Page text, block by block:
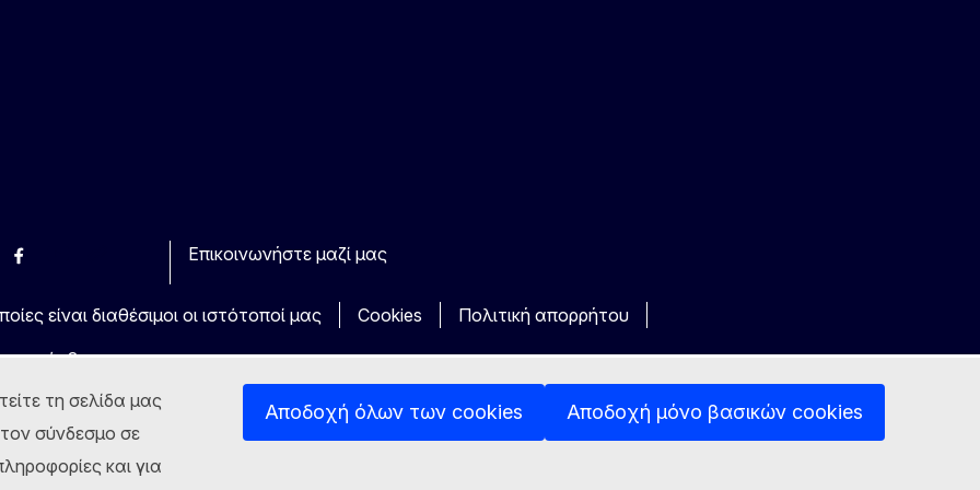
τη σελίδα μας
σύνδεσμο σε
και για
Αποδοχή όλων των cookies Αποδοχή μόνο βασικών cookies
Facebook
Επικοινωνήστε μαζί μας
είναι διαθέσιμοι οι ιστότοποί μας Cookies
Πολιτική απορρήτου
πρόσβασης